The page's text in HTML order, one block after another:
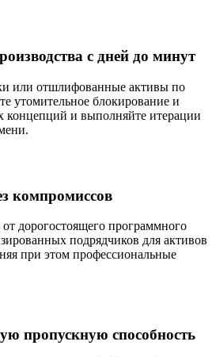
с дней до минут
или отшлифованные активы по
утомительное блокирование и
концепций и выполняйте итерации
компромиссов
дорогостоящего программного
подрядчиков для активов
при этом профессиональные
пропускную способность